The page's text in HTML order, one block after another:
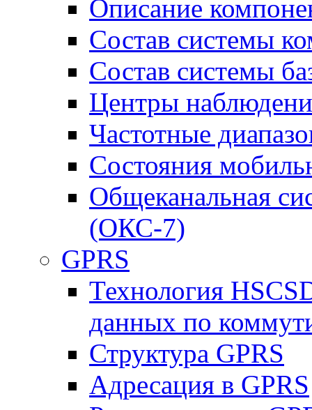
Описание
Состав системы
Состав системы
Центры
Частотные
Состояния
Общеканальная
(ОКС-7)
GPRS
Технология
данных по
Структура GPRS
Адресация в GPRS